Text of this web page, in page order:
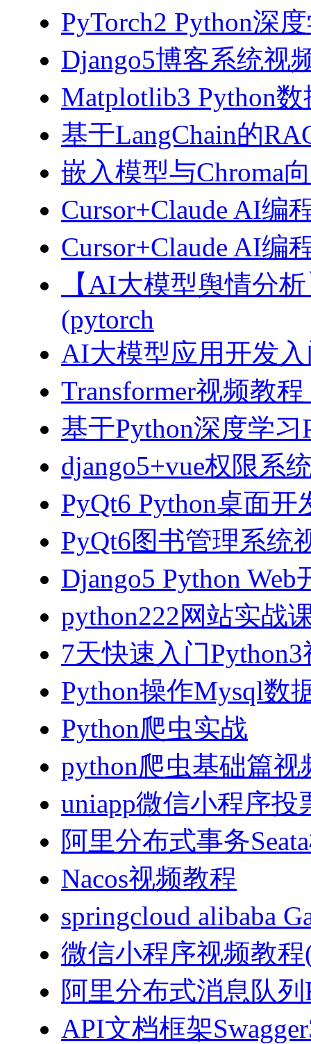
PyTorch2 Python深
Django5博客系统视
Matplotlib3 Python
基于LangChain的
嵌入模型与Chroma
Cursor+Claude AI编
Cursor+Claude AI编
【AI大模型舆情分
(pytorch
AI大模型应用开发入
Transformer视频教
基于Python深度学
django5+vue权限系
PyQt6 Python桌面开
PyQt6图书管理系统
Django5 Python
python222网站实战
7天快速入门
Python操作Mysql数
Python爬虫实战
python爬虫基础篇视
uniapp微信小程序投
阿里分布式事务
Nacos视频教程
springcloud alibaba
微信小程序视频教程
阿里分布式消息队
API文档框架